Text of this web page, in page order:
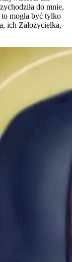
do mnie,
mogła być tylko
ich Założycielka,